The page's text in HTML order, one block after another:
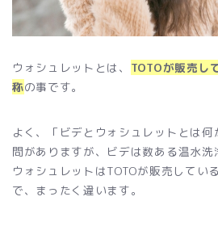
ウォシュレットとは、 TOTOが販売し
称の事です。
よく、「ビデとウォシュレットとは
問がありますが、ビデは数ある温水洗
ウォシュレットはTOTOが販売してい
で、まったく違います。